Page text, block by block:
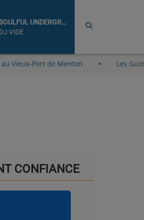
SOULFUL UNDERGROUND
DJ VIDE
au Vieux-Port de Menton
CONFIANCE